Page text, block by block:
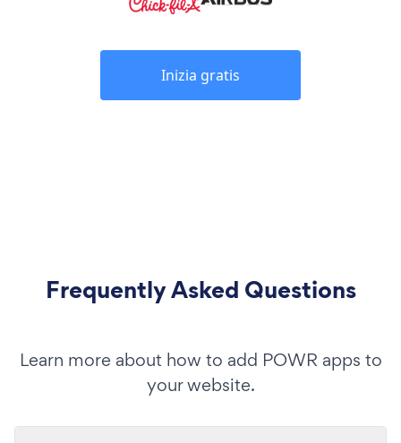
Inizia gratis
Frequently Asked Questions
Learn more about how to add POWR apps to
your website.